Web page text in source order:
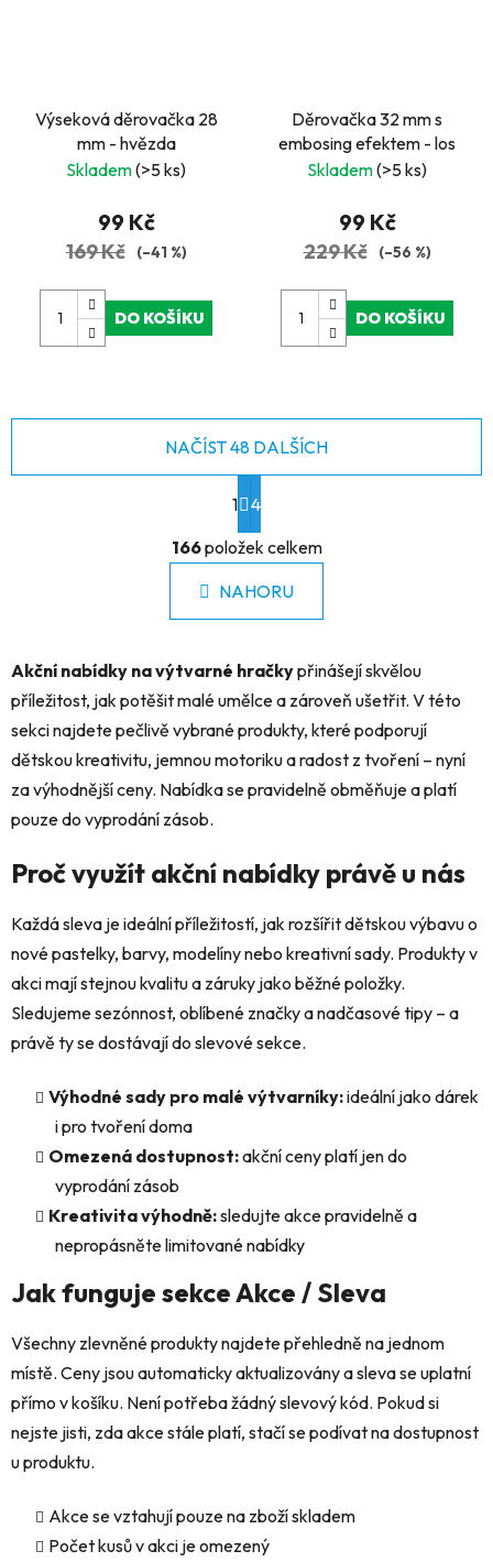
Výseková děrovačka 28
mm - hvězda
Skladem(>5 ks)
99 Kč
169 Kč (–41 %)
DO KOŠÍKU
Děrovačka 32 mm s
embosing efektem - los
Skladem(>5 ks)
99 Kč
229 Kč (–56 %)
DO KOŠÍKU
O
v
á
d
c
í
p
v
k
ý
p
i
u
NAČÍST 48 DALŠÍCH
S
t
r
á
n
k
n
í
1 4
166položek celkem
NAHORU
Akční nabídky na výtvarné hračkypřinášejí skvělou
příležitost, jak potěšit malé umělce a zároveň ušetřit. V této
sekci najdete pečlivě vybrané produkty, které podporují
dětskou kreativitu, jemnou motoriku a radost z tvoření – nyní
za výhodnější ceny. Nabídka se pravidelně obměňuje a platí
pouze do vyprodání zásob.
Proč využít akční nabídky právě u nás
Každá sleva je ideální příležitostí, jak rozšířit dětskou výbavu o
nové pastelky, barvy, modelíny nebo kreativní sady. Produkty v
akci mají stejnou kvalitu a záruky jako běžné položky.
Sledujeme sezónnost, oblíbené značky a nadčasové tipy – a
právě ty se dostávají do slevové sekce.
Výhodné sady pro malé výtvarníky:ideální jako dárek
i pro tvoření doma
Omezená dostupnost:akční ceny platí jen do
vyprodání zásob
Kreativita výhodně:sledujte akce pravidelně a
nepropásněte limitované nabídky
Jak funguje sekce Akce / Sleva
Všechny zlevněné produkty najdete přehledně na jednom
místě. Ceny jsou automaticky aktualizovány a sleva se uplatní
přímo v košíku. Není potřeba žádný slevový kód. Pokud si
nejste jisti, zda akce stále platí, stačí se podívat na dostupnost
u produktu.
Akce se vztahují pouze na zboží skladem
Počet kusů v akci je omezený